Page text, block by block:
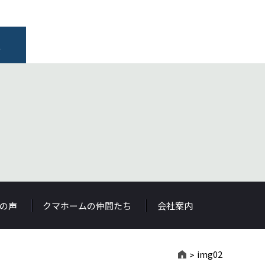
声 クマホームの仲間たち 会社案内
img02